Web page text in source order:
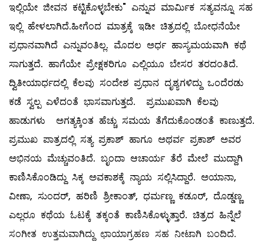
ಇಲ್ಲಿಯೇ ಜೀವನ ಕಟ್ಟಿಕೊಳ್ಳಬೇಕು" ಎನ್ನುವ ಮಾರ್ಮಿಕ ಸತ್ಯವನ್ನೂ ಸಹ
ಇಲ್ಲಿ ಹೇಳಲಾಗಿದೆ.ಹೀಗೆಂದ ಮಾತ್ರಕ್ಕೆ ಇಡೀ ಚಿತ್ರದಲ್ಲಿ ಬೋಧನೆಯೇ
ಪ್ರಧಾನವಾಗಿದೆ ಎನ್ನುವಂತಿಲ್ಲ. ಮೊದಲ ಅರ್ಧ ಹಾಸ್ಯಮಯವಾಗಿ ಕಥೆ
ಸಾಗುತ್ತದೆ. ಹಾಗೆಯೇ ಪ್ರೇಕ್ಷಕರಿಗೂ ಎಲ್ಲಿಯೂ ಬೇಸರ ತರದಂತಿದೆ.
ದ್ವಿತೀಯಾರ್ಧದಲ್ಲಿ ಕೆಲವು ಸಂದೇಶ ಪ್ರಧಾನ ದೃಶ್ಯಗಳಿದ್ದು ಒಂದೆರಡು
ಕಡೆ ಸ್ವಲ್ಪ ಎಳೆದಂತೆ ಭಾಸವಾಗುತ್ತದೆ. ಪ್ರಮುಖವಾಗಿ ಕೆಲವು
ಹಾಡುಗಳು ಅಗತ್ಯಕ್ಕಿಂತ ಹೆಚ್ಚು ಸಮಯ ತೆಗೆದುಕೊಂಡಂತೆ ಕಾಣುತ್ತದೆ.
ಪ್ರಮುಖ ಪಾತ್ರದಲ್ಲಿ ಸತ್ಯ ಪ್ರಕಾಶ್ ಹಾಗೂ ಅಥರ್ವ ಪ್ರಕಾಶ್ ಅವರ
ಅಭಿನಯ ಮೆಚ್ಚುವಂತಿದೆ. ಬೃಂದಾ ಆಚಾರ್ಯ ತೆರೆ ಮೇಲೆ ಮುದ್ದಾಗಿ
ಕಾಣಿಸಿಕೊಂಡಿದ್ದು ಸಿಕ್ಕ ಅವಕಾಶಕ್ಕೆ ನ್ಯಾಯ ಸಲ್ಲಿಸಿದ್ದಾರೆ. ಅಯಾನಾ,
ವೀಣಾ, ಸುಂದರ್, ಹರಿಣಿ ಶ್ರೀಕಾಂತ್, ಧರ್ಮಣ್ಣ ಕಡೂರ್, ದೊಡ್ಡಣ್ಣ
ಎಲ್ಲರೂ ಕಥೆಯ ಓಟಕ್ಕೆ ತಕ್ಕಂತೆ ಕಾಣಿಸಿಕೊಳ್ಳುತ್ತಾರೆ. ಚಿತ್ರದ ಹಿನ್ನೆಲೆ
ಸಂಗೀತ ಉತ್ತಮವಾಗಿದ್ದು ಛಾಯಾಗ್ರಹಣ ಸಹ ನೀಟಾಗಿ ಬಂದಿದೆ.